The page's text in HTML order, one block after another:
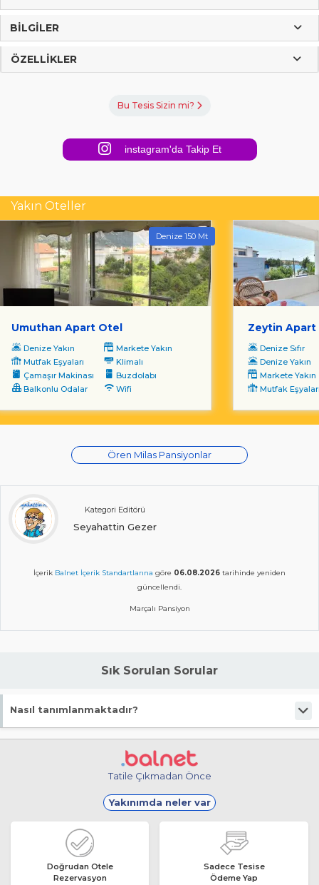
BILGILER
ÖZELLIKLER
Bu Tesis Sizin mi?
instagram'da Takip Et
Yakın Oteller
Denize 150 Mt
Umuthan Apart Otel
Denize Yakın
Markete Yakın
Mutfak Eşyaları
Klimalı
Çamaşır Makinası
Buzdolabı
Balkonlu Odalar
Wifi
Zeytin
Denize Sıfır
Denize Yakın
Markete Yakın
Mutfak
Ören Milas Pansiyonlar
Kategori Editörü
Seyahattin Gezer
İçerik Balnet İçerik Standartlarına göre 06.08.2026 tarihinde yeniden
güncellendi.
Marçalı Pansiyon
Sık Sorulan Sorular
Nasıl tanımlanmaktadır?
Tesis Pansiyon statüsündedir.
Tatile Çıkmadan Önce
Yakınımda neler var
Doğrudan Otele
Rezervasyon
Sadece Tesise
Ödeme Yap